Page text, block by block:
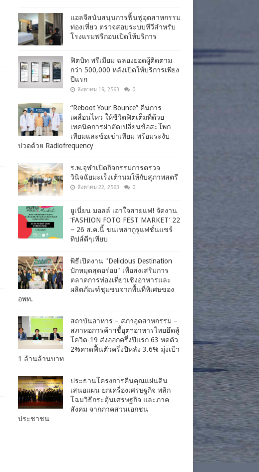
แอลจีสนับสนุนการฟื้นฟูอุตสาหกรรม
ท่องเที่ยว ตรวจสอบระบบทีวีสำหรับ
โรงแรมฟรีก่อนเปิดให้บริการ
ฟิตบิท พรีเมียม ฉลองยอดผู้ติดตาม
กว่า 500,000 หลังเปิดให้บริการเพียง
ปีแรก
สิงหาคม 19, 2563 0
“Reboot Your Bounce” คืนการ
เคลื่อนไหว ให้ชีวิตฟิตเต็มที่ด้วย
เทคนิคการผ่าตัดเปลี่ยนข้อสะโพก
เทียมและข้อเข่าเทียม พร้อมระงับ
ปวดด้วย Radiofrequency
ร.พ.จุฬาเปิดกิจกรรมการตรวจ
วินิจฉัยมะเร็งเต้านมให้กับสุภาพสตรี
สิงหาคม 22, 2563 0
ยูเนี่ยน มอลล์ เอาใจสายแฟ! จัดงาน
‘FASHION FOTO FEST MARKET’ 22
– 26 ส.ค.นี้ ขนเหล่ากูรูแฟชั่นแชร์
ทิปส์ดีๆเพียบ
พิธีเปิดงาน "Delicious Destination
ปักหมุดสุดอร่อย" เพื่อส่งเสริมการ
ตลาดการท่องเที่ยวเชิงอาหารและ
ผลิตภัณฑ์ชุมชนจากพื้นที่พิเศษของ
อพท.
สถาบันอาหาร – สภาอุตสาหกรรม –
สภาหอการค้าฯชี้อุตฯอาหารไทยฮึดสู้
โควิด-19 ส่งออกครึ่งปีแรก 63 หดตัว
2%คาดฟื้นตัวครึ่งปีหลัง 3.6% มุ่งเป้า
1 ล้านล้านบาท
ประธานโครงการคืนคุณแผ่นดิน
เสนอแผน ยกเครื่องเศรษฐกิจ พลิก
โฉมวิธีกระตุ้นเศรษฐกิจ และภาค
สังคม จากภาคส่วนเอกชน
ประชาชน